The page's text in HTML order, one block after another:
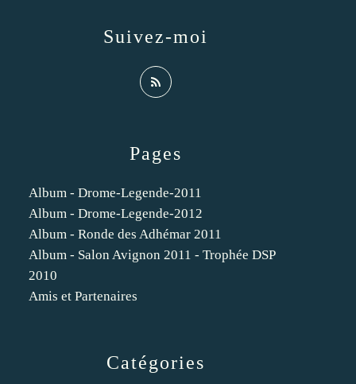
Catégories
Pages
Album - Drome-Legende-2011
Album - Drome-Legende-2012
Album - Ronde des Adhémar 2011
Album - Salon Avignon 2011 - Trophée DSP
2010
Amis et Partenaires
Suivez-moi